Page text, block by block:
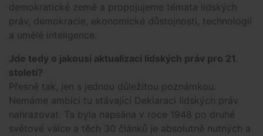
demokratické země a propojujeme témata lidských
práv, demokracie, ekonomické důstojnosti, technologií
a umělé inteligence.
Jde tedy o jakousi aktualizaci lidských práv pro 21.
století?
Přesně tak, jen s jednou důležitou poznámkou.
Nemáme ambici tu stávající Deklaraci lidských práv
nahrazovat. Ta byla napsána v roce 1948 po druhé
světové válce a těch 30 článků je absolutně nutných a